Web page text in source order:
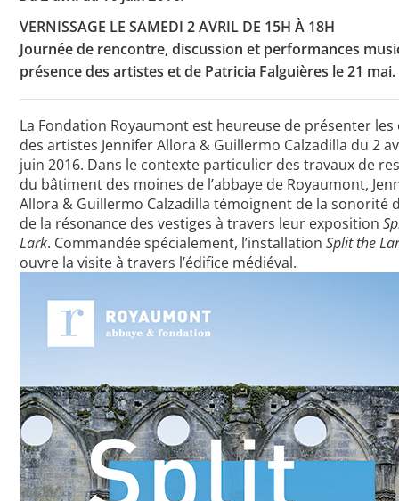
Toutes les actualités
Les rendez-vous de l’APHG
Concours scolaires
Conférences, tables rondes
Critique d’ouvrages publiés
Culture
VERNISSAGE LE SAMEDI 2 AVRIL DE 15H À 18H
Journée de rencontre, discussion et performances
présence des artistes et de Patricia Falguières le 21 mai.
La Fondation Royaumont est heureuse de présenter
des artistes Jennifer Allora & Guillermo Calzadilla du 2
juin 2016. Dans le contexte particulier des travaux de
du bâtiment des moines de l’abbaye de Royaumont,
Allora & Guillermo Calzadilla témoignent de la sonorité
de la résonance des vestiges à travers leur exposition
Lark. Commandée spécialement, l’installationSplit the
ouvre la visite à travers l’édifice médiéval.